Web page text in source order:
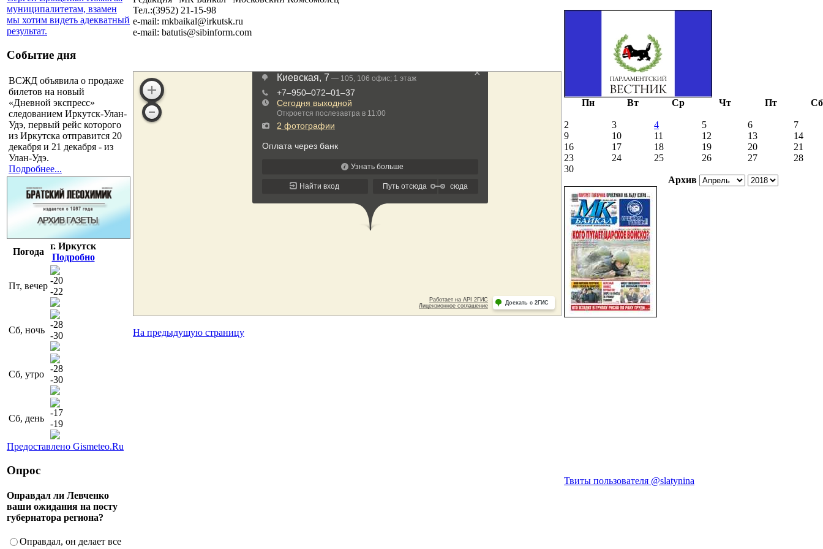
муниципалитетам, взамен
мы хотим видеть адекватный
результат.
Событие дня
ВСЖД объявила о продаже
билетов на новый
«Дневной экспресс»
следованием Иркутск-Улан-
Удэ, первый рейс которого
из Иркутска отправится 20
декабря и 21 декабря - из
Улан-Удэ.
Подробнее...
Погода
г. Иркутск
Подробно
Пт, вечер
-20
-22
Сб, ночь
-28
-30
Сб, утро
-28
-30
Сб, день
-17
-19
Предоставлено Gismeteo.Ru
Опрос
Оправдал ли Левченко
ваши ожидания на посту
губернатора региона?
Оправдал, он делает все
Тел.:(3952) 21-15-98
e-mail: mkbaikal@irkutsk.ru
e-mail: batutis@sibinform.com
На предыдущую страницу
Пн Вт Ср Чт Пт Сб
2 3 4 5 6
7
9
10 11 12 13
14
16
17 18 19 20
21
23
24 25 26 27
28
30
Архив
Твиты пользователя @slatynina